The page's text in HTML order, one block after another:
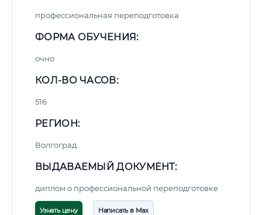
профессиональная переподготовка
ФОРМА ОБУЧЕНИЯ:
очно
КОЛ-ВО ЧАСОВ:
516
РЕГИОН:
Волгоград
ВЫДАВАЕМЫЙ ДОКУМЕНТ:
диплом о профессиональной переподготовке
Узнать цену Написать в Max